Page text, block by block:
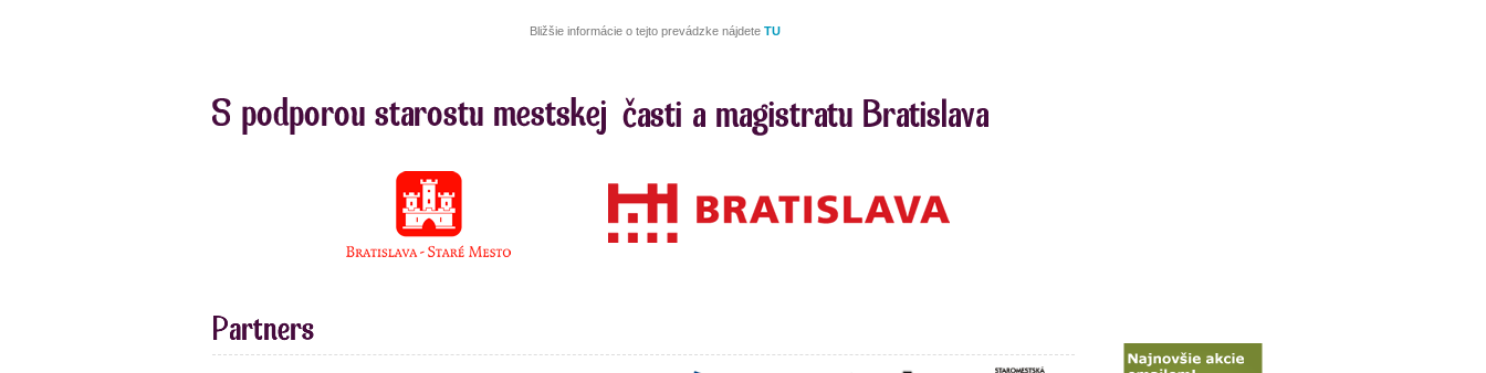
Bližšie informácie o tejto prevádzke nájdete TU